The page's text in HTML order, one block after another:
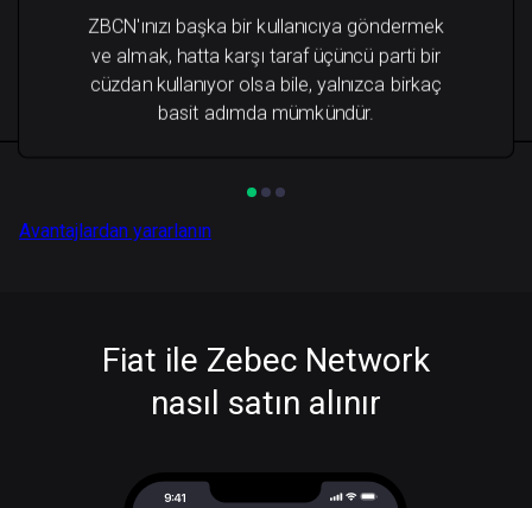
ZBCN'ınızı başka bir kullanıcıya göndermek
ve almak, hatta karşı taraf üçüncü parti bir
cüzdan kullanıyor olsa bile, yalnızca birkaç
basit adımda mümkündür.
Avantajlardan yararlanın
Fiat ile Zebec Network
nasıl satın alınır